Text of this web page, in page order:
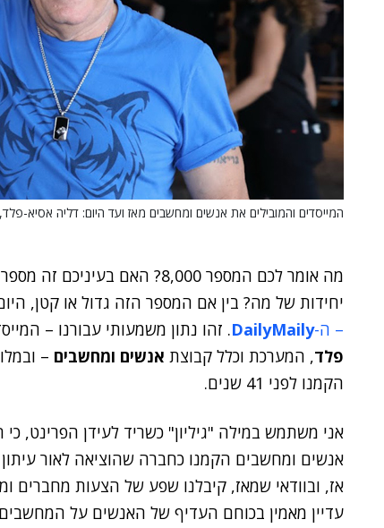
המייסדים והמובילים את אנשים ומחשבים מאז ועד היום: דליה אסיא-
יחידות של מה? בין אם המספר הזה גדול או קטן, היום (ד')
– ה-DailyMaily. זהו נתון משמעותי עבורנו –
פלד, המערכת וכלל קבוצת אנשים ומחשבים
הקמנו לפני 41 שנים.
אני משתמש במילה "גיליון" כשריד לעידן הפרינט, כי
אנשים ומחשבים הקמנו כחברה שהוציאה לאור
אז, ובוודאי שמאז, קיבלנו שפע של הצעות מחברים
עדיין מאמין בכוחם העדיף של האנשים על